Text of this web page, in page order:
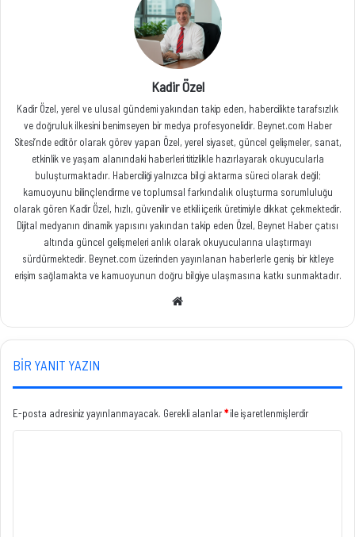
Kadir Özel
Kadir Özel, yerel ve ulusal gündemi yakından takip eden, habercilikte tarafsızlık
ve doğruluk ilkesini benimseyen bir medya profesyonelidir. Beynet.com Haber
Sitesi’nde editör olarak görev yapan Özel, yerel siyaset, güncel gelişmeler, sanat,
etkinlik ve yaşam alanındaki haberleri titizlikle hazırlayarak okuyucularla
buluşturmaktadır. Haberciliği yalnızca bilgi aktarma süreci olarak değil;
kamuoyunu bilinçlendirme ve toplumsal farkındalık oluşturma sorumluluğu
olarak gören Kadir Özel, hızlı, güvenilir ve etkili içerik üretimiyle dikkat çekmektedir.
Dijital medyanın dinamik yapısını yakından takip eden Özel, Beynet Haber çatısı
altında güncel gelişmeleri anlık olarak okuyucularına ulaştırmayı
sürdürmektedir. Beynet.com üzerinden yayınlanan haberlerle geniş bir kitleye
erişim sağlamakta ve kamuoyunun doğru bilgiye ulaşmasına katkı sunmaktadır.
BIR YANIT YAZIN
E-posta adresiniz yayınlanmayacak. Gerekli alanlar*ile işaretlenmişlerdir